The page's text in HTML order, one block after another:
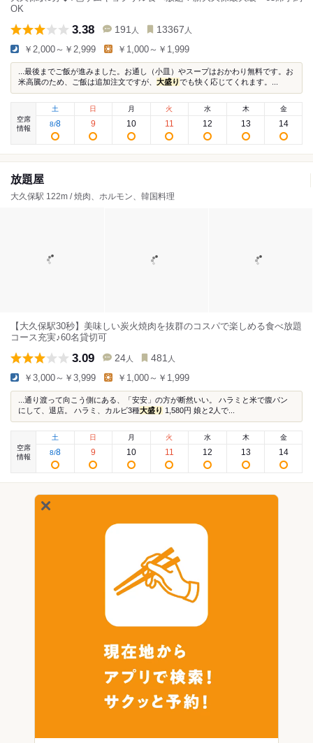
OK
3.38 191 人 13367 人
￥2,000～￥2,999 ￥1,000～￥1,999
...最後までご飯が進みました。お通し（小皿）やスープはおかわり無料です。お
米高騰のため、ご飯は追加注文ですが、 大盛りでも快く応じてくれます。...
空席
情報
土
8/8
日
9
月
10
火
11
水
12
木
13
金
14
放題屋
大久保駅 122m / 焼肉、ホルモン、韓国料理
【大久保駅30秒】美味しい炭火焼肉を抜群のコスパで楽しめる食べ放題
コース充実♪60名貸切可
3.09 24 人 481 人
￥3,000～￥3,999 ￥1,000～￥1,999
...通り渡って向こう側にある、「安安」の方が断然いい。 ハラミと米で腹パン
にして、退店。 ハラミ、カルビ3種大盛り 1,580円 娘と2人で...
空席
情報
土
8/8
日
9
月
10
火
11
水
12
木
13
金
14